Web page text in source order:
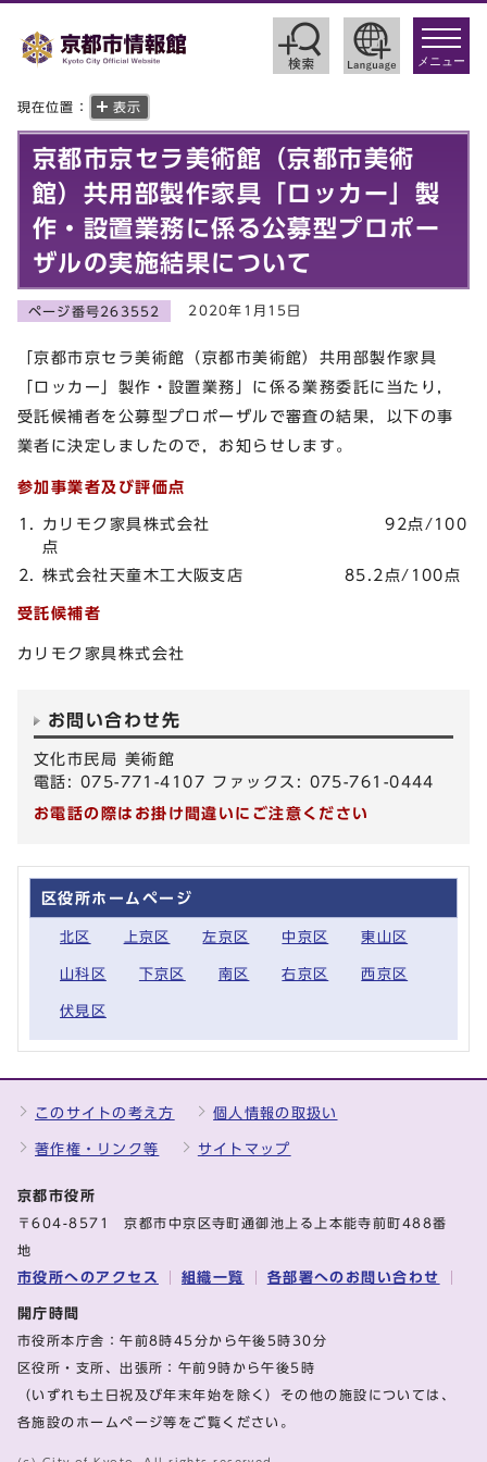
toggle
メニュー
現在位置： 表示
京都市京セラ美術館（京都市美術
館）共用部製作家具「ロッカー」製
作・設置業務に係る公募型プロポー
ザルの実施結果について
ページ番号263552 2020年1月15日
「京都市京セラ美術館（京都市美術館）共用部製作家具
「ロッカー」製作・設置業務」に係る業務委託に当たり，
受託候補者を公募型プロポーザルで審査の結果，以下の事
業者に決定しましたので，お知らせします。
参加事業者及び評価点
カリモク家具株式会社 92点/100
点
株式会社天童木工大阪支店 85.2点/100点
受託候補者
カリモク家具株式会社
お問い合わせ先
文化市民局 美術館
電話: 075-771-4107 ファックス: 075-761-0444
お電話の際はお掛け間違いにご注意ください
区役所ホームページ
北区 上京区 左京区 中京区 東山区
山科区 下京区 南区 右京区 西京区
伏見区
このサイトの考え方 個人情報の取扱い
著作権・リンク等 サイトマップ
京都市役所
〒604-8571 京都市中京区寺町通御池上る上本能寺前町488番
地
市役所へのアクセス 組織一覧 各部署へのお問い合わせ
開庁時間
市役所本庁舎：午前8時45分から午後5時30分
区役所・支所、出張所：午前9時から午後5時
（いずれも土日祝及び年末年始を除く）その他の施設については、
各施設のホームページ等をご覧ください。